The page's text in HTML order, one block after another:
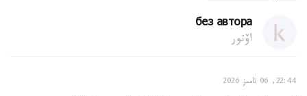
без автора
اۆتور
22:44, 06 تامىز 2026